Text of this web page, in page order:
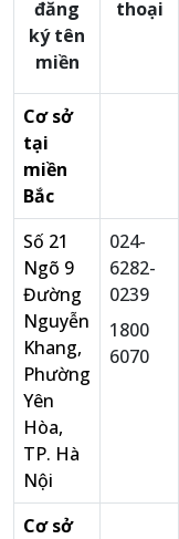
đăng
ký tên
miền
thoại
Cơ sở
tại
miền
Bắc
Số 21
Ngõ 9
Đường
Nguyễn
Khang,
Phường
Yên
Hòa,
TP. Hà
Nội
024-
6282-
0239
1800
6070
Cơ sở